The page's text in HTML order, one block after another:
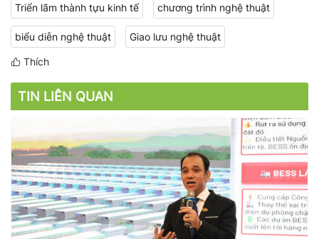
Triển lãm thành tựu kinh tế chương trình nghệ thuật
biểu diễn nghệ thuật Giao lưu nghệ thuật
Thích
TIN LIÊN QUAN